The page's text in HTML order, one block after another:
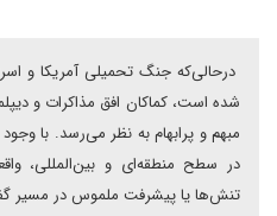
درحالی‌که جنگ تحمیلی آمریکا و
شده است، کماکان افق مذاکرات و
مبهم و پرابهام به نظر می‌رسد. با
در سطح منطقه‌ای و بین‌المللی،
تنش‌ها یا پیشرفت ملموس در مسیر